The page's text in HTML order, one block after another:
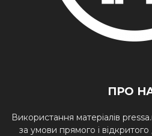
ПРО
Використання матеріалів
за умови прямого і